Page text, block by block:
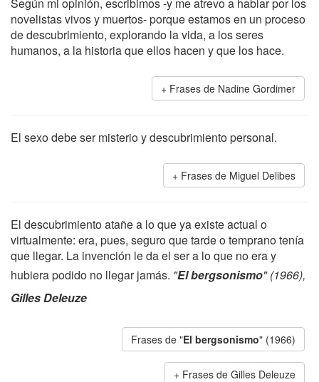
novelistas vivos y muertos- porque estamos en un proceso
de descubrimiento, explorando la vida, a los seres
humanos, a la historia que ellos hacen y que los hace.
Frases de Nadine Gordimer
El sexo debe ser misterio y descubrimiento personal.
Frases de Miguel Delibes
El descubrimiento atañe a lo que ya existe actual o
virtualmente: era, pues, seguro que tarde o temprano tenía
que llegar. La invención le da el ser a lo que no era y
hubiera podido no llegar jamás. "El bergsonismo" (1966),
Gilles Deleuze
Frases de "El bergsonismo" (1966)
Frases de Gilles Deleuze